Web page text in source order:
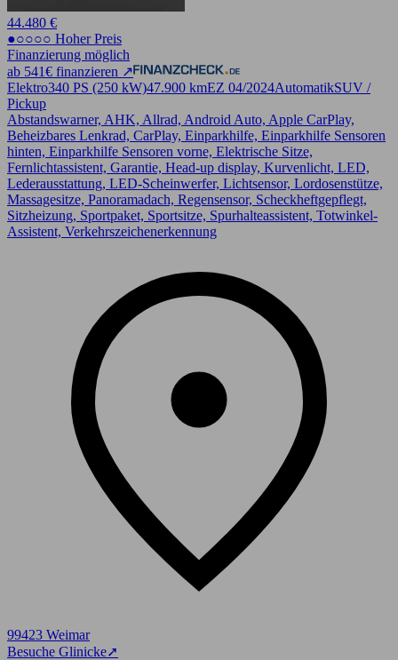
44.480 €
●○○○○ Hoher Preis
Finanzierung möglich
ab 541€ finanzieren ↗
Elektro340 PS (250 kW)47.900 kmEZ 04/2024AutomatikSUV /
Pickup
Abstandswarner, AHK, Allrad, Android Auto, Apple CarPlay,
Beheizbares Lenkrad, CarPlay, Einparkhilfe, Einparkhilfe Sensoren
hinten, Einparkhilfe Sensoren vorne, Elektrische Sitze,
Fernlichtassistent, Garantie, Head-up display, Kurvenlicht, LED,
Lederausstattung, LED-Scheinwerfer, Lichtsensor, Lordosenstütze,
Massagesitze, Panoramadach, Regensensor, Scheckheftgepflegt,
Sitzheizung, Sportpaket, Sportsitze, Spurhalteassistent, Totwinkel-
Assistent, Verkehrszeichenerkennung
99423 Weimar
Besuche Glinicke➚